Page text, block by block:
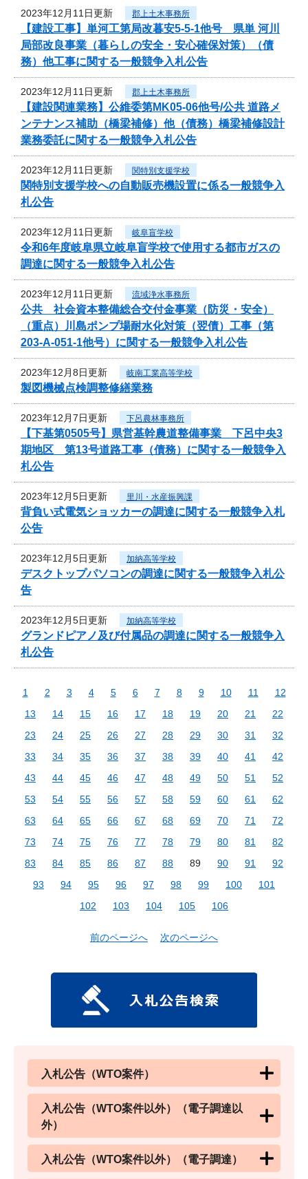
2023年12月11日更新 郡上土木事務所
【建設工事】単河工第局改暮安5-5-1他号 県単 河川
局部改良事業（暮らしの安全・安心確保対策）（債
務）他工事に関する一般競争入札公告
2023年12月11日更新 郡上土木事務所
【建設関連業務】公維委第MK05-06他号/公共 道路メ
ンテナンス補助（橋梁補修）他（債務）橋梁補修設計
業務委託に関する一般競争入札公告
2023年12月11日更新 関特別支援学校
関特別支援学校への自動販売機設置に係る一般競争入
札公告
2023年12月11日更新 岐阜盲学校
令和6年度岐阜県立岐阜盲学校で使用する都市ガスの
調達に関する一般競争入札公告
2023年12月11日更新 流域浄水事務所
公共 社会資本整備総合交付金事業（防災・安全）
（重点）川島ポンプ場耐水化対策（翌債）工事（第
203-A-051-1他号）に関する一般競争入札公告
2023年12月8日更新 岐南工業高等学校
製図機械点検調整修繕業務
2023年12月7日更新 下呂農林事務所
【下基第0505号】県営基幹農道整備事業 下呂中央3
期地区 第13号道路工事（債務）に関する一般競争入
札公告
2023年12月5日更新 里川・水産振興課
背負い式電気ショッカーの調達に関する一般競争入札
公告
2023年12月5日更新 加納高等学校
デスクトップパソコンの調達に関する一般競争入札公
告
2023年12月5日更新 加納高等学校
グランドピアノ及び付属品の調達に関する一般競争入
札公告
1 2 3 4 5 6 7 8 9 10 11
12
13
14 15 16 17 18 19 20 21
22
23
24 25 26 27 28 29 30 31
32
33
34 35 36 37 38 39 40 41
42
43
44 45 46 47 48 49 50 51
52
53
54 55 56 57 58 59 60 61
62
63
64 65 66 67 68 69 70 71
72
73
74 75 76 77 78 79 80 81
82
83
84 85 86 87 88 89 90 91
92
93
94 95 96 97 98 99 100
101
102
103 104 105 106
前のページへ 次のページへ
入札公告（WTO案件）
入札公告（WTO案件以外）（電子調達以
外）
入札公告（WTO案件以外）（電子調達）